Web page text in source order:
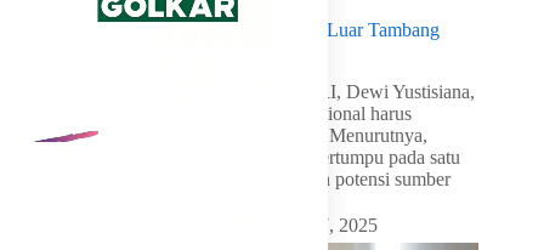
Dewi Yustisiana Dorong Perluasan Sektor Luar Tambang
LKI Golkar – Anggota Komisi XII DPR RI, Dewi Yustisiana,
menegaskan bahwa kebijakan hilirisasi nasional harus
dijalankan secara inklusif dan berkeadilan. Menurutnya,
transformasi ekonomi tidak boleh hanya bertumpu pada satu
sektor, melainkan harus menyentuh seluruh potensi sumber
Desember 27, 2025